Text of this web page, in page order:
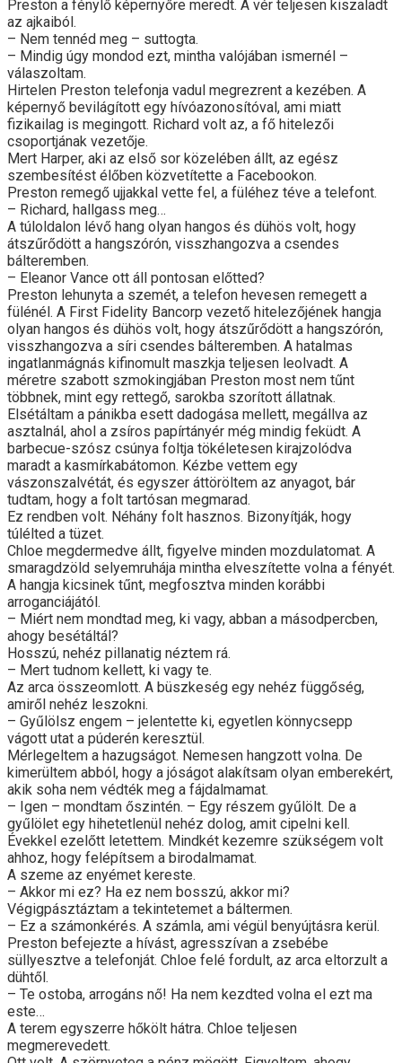
Preston a fénylő képernyőre meredt. A vér teljesen kiszaladt
az ajkaiból.
– Nem tennéd meg – suttogta.
– Mindig úgy mondod ezt, mintha valójában ismernél –
válaszoltam.
Hirtelen Preston telefonja vadul megrezrent a kezében. A
képernyő bevilágított egy hívóazonosítóval, ami miatt
fizikailag is megingott. Richard volt az, a fő hitelezői
csoportjának vezetője.
Mert Harper, aki az első sor közelében állt, az egész
szembesítést élőben közvetítette a Facebookon.
Preston remegő ujjakkal vette fel, a füléhez téve a telefont.
– Richard, hallgass meg…
A túloldalon lévő hang olyan hangos és dühös volt, hogy
átszűrődött a hangszórón, visszhangozva a csendes
bálteremben.
– Eleanor Vance ott áll pontosan előtted?
Preston lehunyta a szemét, a telefon hevesen remegett a
fülénél. A First Fidelity Bancorp vezető hitelezőjének hangja
olyan hangos és dühös volt, hogy átszűrődött a hangszórón,
visszhangozva a síri csendes bálteremben. A hatalmas
ingatlanmágnás kifinomult maszkja teljesen leolvadt. A
méretre szabott szmokingjában Preston most nem tűnt
többnek, mint egy rettegő, sarokba szorított állatnak.
Elsétáltam a pánikba esett dadogása mellett, megállva az
asztalnál, ahol a zsíros papírtányér még mindig feküdt. A
barbecue-szósz csúnya foltja tökéletesen kirajzolódva
maradt a kasmírkabátomon. Kézbe vettem egy
vászonszalvétát, és egyszer áttöröltem az anyagot, bár
tudtam, hogy a folt tartósan megmarad.
Ez rendben volt. Néhány folt hasznos. Bizonyítják, hogy
túlélted a tüzet.
Chloe megdermedve állt, figyelve minden mozdulatomat. A
smaragdzöld selyemruhája mintha elveszítette volna a fényét.
A hangja kicsinek tűnt, megfosztva minden korábbi
arroganciájától.
– Miért nem mondtad meg, ki vagy, abban a másodpercben,
ahogy besétáltál?
Hosszú, nehéz pillanatig néztem rá.
– Mert tudnom kellett, ki vagy te.
Az arca összeomlott. A büszkeség egy nehéz függőség,
amiről nehéz leszokni.
– Gyűlölsz engem – jelentette ki, egyetlen könnycsepp
vágott utat a púderén keresztül.
Mérlegeltem a hazugságot. Nemesen hangzott volna. De
kimerültem abból, hogy a jóságot alakítsam olyan emberekért,
akik soha nem védték meg a fájdalmamat.
– Igen – mondtam őszintén. – Egy részem gyűlölt. De a
gyűlölet egy hihetetlenül nehéz dolog, amit cipelni kell.
Évekkel ezelőtt letettem. Mindkét kezemre szükségem volt
ahhoz, hogy felépítsem a birodalmamat.
A szeme az enyémet kereste.
– Akkor mi ez? Ha ez nem bosszú, akkor mi?
Végigpásztáztam a tekintetemet a báltermen.
– Ez a számonkérés. A számla, ami végül benyújtásra kerül.
Preston befejezte a hívást, agresszívan a zsebébe
süllyesztve a telefonját. Chloe felé fordult, az arca eltorzult a
dühtől.
– Te ostoba, arrogáns nő! Ha nem kezdted volna el ezt ma
este…
A terem egyszerre hőkölt hátra. Chloe teljesen
megmerevedett.